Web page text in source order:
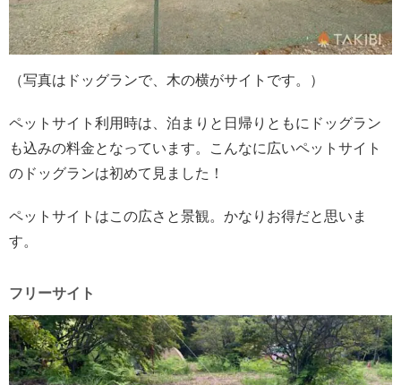
（写真はドッグランで、木の横がサイトです。）
ペットサイト利用時は、泊まりと日帰りともにドッグラン
も込みの料金となっています。こんなに広いペットサイト
のドッグランは初めて見ました！
ペットサイトはこの広さと景観。かなりお得だと思いま
す。
フリーサイト